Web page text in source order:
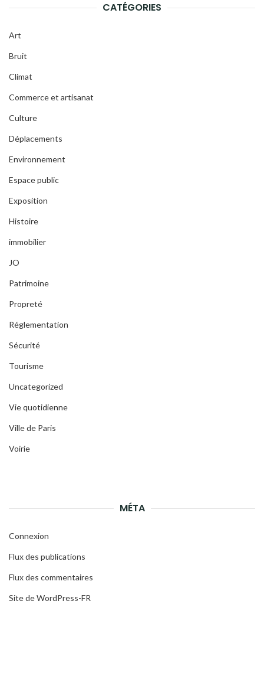
CATÉGORIES
Art
Bruit
Climat
Commerce et artisanat
Culture
Déplacements
Environnement
Espace public
Exposition
Histoire
immobilier
JO
Patrimoine
Propreté
Réglementation
Sécurité
Tourisme
Uncategorized
Vie quotidienne
Ville de Paris
Voirie
MÉTA
Connexion
Flux des publications
Flux des commentaires
Site de WordPress-FR